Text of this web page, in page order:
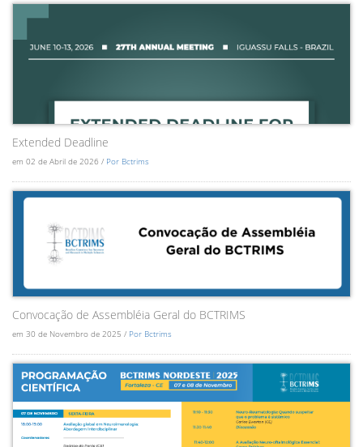
Extended Deadline
em 02 de Abril de 2026 / Por Bctrims
Convocação de Assembléia Geral do BCTRIMS
em 30 de Novembro de 2025 / Por Bctrims